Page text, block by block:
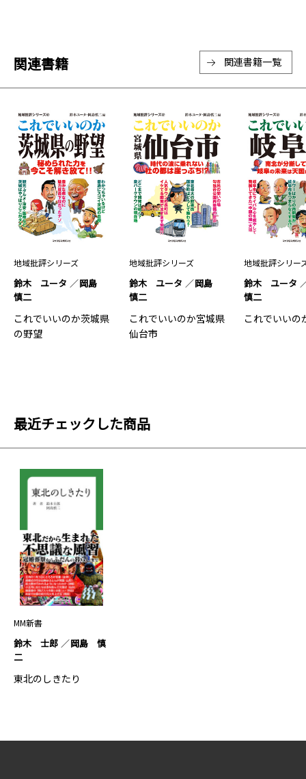
関連書籍 関連書籍一覧
地域批評シリーズ
鈴木 ユータ
岡島
慎二
これでいいのか茨城県
の野望
地域批評シリーズ
鈴木 ユータ
岡島
慎二
これでいいのか宮城県
仙台市
地域批評シリー
鈴木 ユータ
慎二
これでいいの
最近チェックした商品
MM新書
鈴木 士郎
岡島 慎
二
東北のしきたり